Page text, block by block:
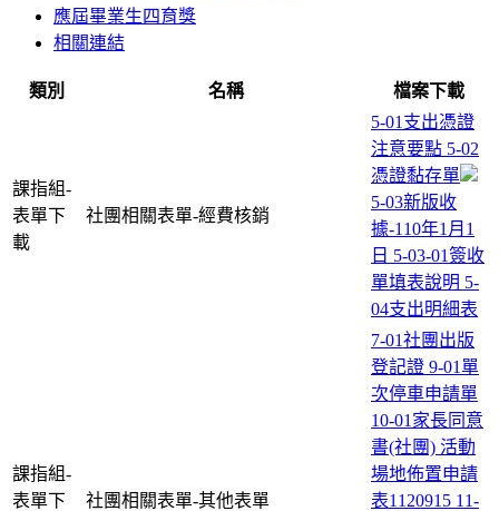
應屆畢業生四育獎
相關連結
類別 名稱 檔案下載
課指組-
表單下
載
社團相關表單-經費核銷
5-01支出憑證
注意要點 5-02
憑證黏存單
5-03新版收
據-110年1月1
日 5-03-01簽收
單填表說明 5-
04支出明細表
課指組-
表單下
社團相關表單-其他表單
7-01社團出版
登記證 9-01單
次停車申請單
10-01家長同意
書(社團) 活動
場地佈置申請
表1120915 11-